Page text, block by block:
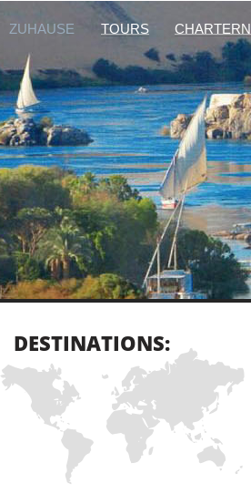
ZUHAUSE TOURS CHARTERN
DESTINATIONS: